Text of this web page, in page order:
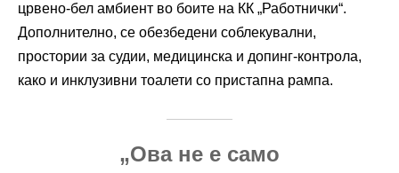
црвено-бел амбиент во боите на КК „Работнички“.
Дополнително, се обезбедени соблекувални,
простории за судии, медицинска и допинг-контрола,
како и инклузивни тоалети со пристапна рампа.
„Ова не е само